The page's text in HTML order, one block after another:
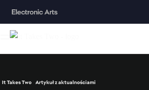
It Takes Two Artykuł z aktualnościami